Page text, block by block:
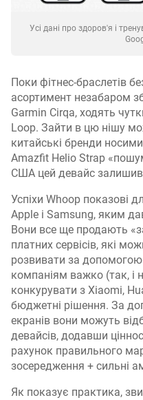
Усі дані про здоров'я і
Поки фітнес-браслетів
асортимент незабаром
Garmin Cirqa, ходять
Loop. Зайти в цю нішу
китайські бренди
Amazfit Helio Strap
США цей девайс
Успіхи Whoop показові
Apple і Samsung, яким
Вони все ще продають
платних сервісів, які
розвивати за
компаніям важко (так, і
конкурувати з Xiaomi,
бюджетні рішення. За
екранів вони можуть
девайсів, додавши
рахунок правильного
зосередження + сильні
Як показує практика,